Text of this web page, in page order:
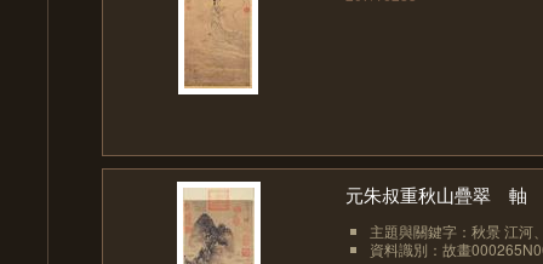
元朱叔重秋山疊翠 軸
主題與關鍵字：秋景 江河
資料識別：故畫